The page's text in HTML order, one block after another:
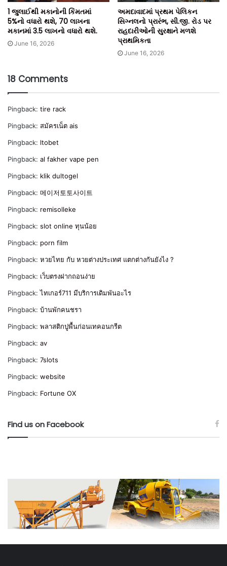
1 જુલાઈથી મકાનોની કિંમતમાં
5%નો વધારો થશે, 70 લાખના
મકાનમાં 3.5 લાખનો વધારો થશે.
June 16, 2026
અમદાવાદમાં પ્રથમ પેલિકન
સિગ્નલનો પ્રારંભ, સી.જી. રોડ પર
રાહદારીઓની સુરક્ષાને મળશે
પ્રાથમિકતા
June 16, 2026
18 Comments
Pingback: tire rack
Pingback: สมัครเน็ต ais
Pingback: ltobet
Pingback: al fakher vape pen
Pingback: klik dultogel
Pingback: 메이저토토사이트
Pingback: remisolleke
Pingback: slot online ทุนน้อย
Pingback: porn film
Pingback: หวยไทย กับ หวยต่างประเทศ แตกต่างกันยังไง ?
Pingback: เว็บตรงฝากถอนง่าย
Pingback:ไทเกอร์711 มีบริการเดิมพันอะไร
Pingback: บ้านพักคนชรา
Pingback: พลาสติกปูพื้นก่อนเทคอนกรีต
Pingback: av
Pingback: 7slots
Pingback: website
Pingback: Fortune OX
Find us on Facebook